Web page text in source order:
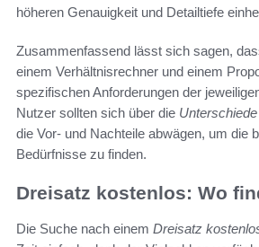
höheren Genauigkeit und Detailtiefe
Zusammenfassend lässt sich sagen,
einem Verhältnisrechner und einem
spezifischen Anforderungen der
Nutzer sollten sich über die Unterschiede
die Vor- und Nachteile abwägen, um die
Bedürfnisse zu finden.
Dreisatz kostenlos: Wo
Die Suche nach einem Dreisatz